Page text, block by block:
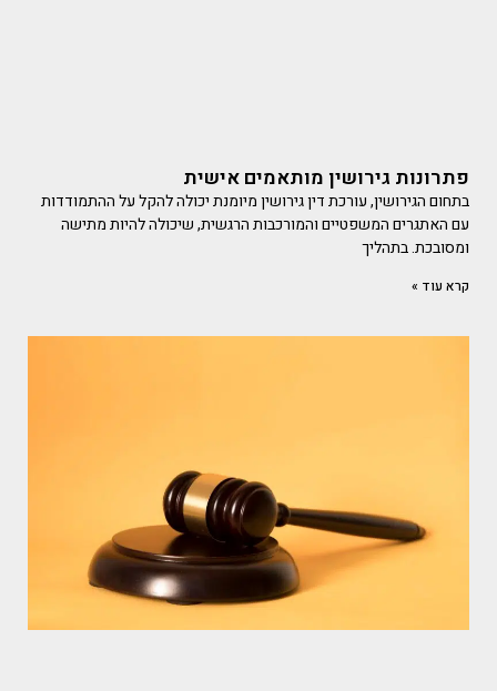
פתרונות גירושין מותאמים אישית
בתחום הגירושין, עורכת דין גירושין מיומנת יכולה להקל על ההתמודדות
עם האתגרים המשפטיים והמורכבות הרגשית, שיכולה להיות מתישה
ומסובכת. בתהליך
קרא עוד »